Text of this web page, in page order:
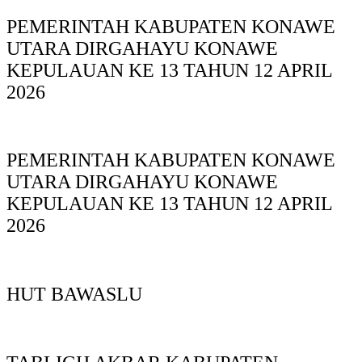
PEMERINTAH KABUPATEN KONAWE
UTARA DIRGAHAYU KONAWE
KEPULAUAN KE 13 TAHUN 12 APRIL
2026
PEMERINTAH KABUPATEN KONAWE
UTARA DIRGAHAYU KONAWE
KEPULAUAN KE 13 TAHUN 12 APRIL
2026
HUT BAWASLU